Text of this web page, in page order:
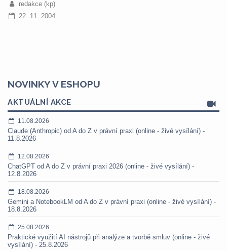
redakce (kp)
22. 11. 2004
NOVINKY V ESHOPU
AKTUÁLNÍ AKCE
11.08.2026
Claude (Anthropic) od A do Z v právní praxi (online - živé vysílání) -
11.8.2026
12.08.2026
ChatGPT od A do Z v právní praxi 2026 (online - živé vysílání) -
12.8.2026
18.08.2026
Gemini a NotebookLM od A do Z v právní praxi (online - živé vysílání) -
18.8.2026
25.08.2026
Praktické využití AI nástrojů při analýze a tvorbě smluv (online - živé
vysílání) - 25.8.2026